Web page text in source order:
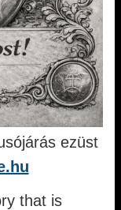
ezüst
that is